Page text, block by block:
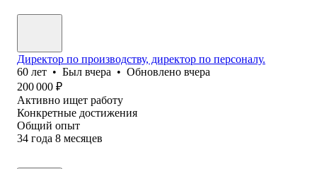
Директор по производству, директор по персоналу.
60 лет • Был вчера • Обновлено вчера
200 000 ₽
Активно ищет работу
Конкретные достижения
Общий опыт
34 года 8 месяцев